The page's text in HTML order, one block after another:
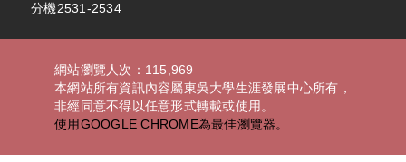
分機2531-2534
網站瀏覽人次：115,969
本網站所有資訊內容屬東吳大學生涯發展中心所有，
非經同意不得以任意形式轉載或使用。
使用GOOGLE CHROME為最佳瀏覽器。